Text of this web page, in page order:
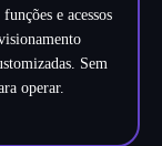
e acessos
Sem
operar.